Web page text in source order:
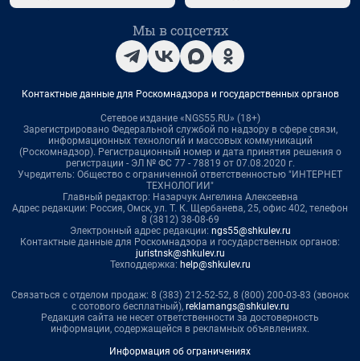
Мы в соцсетях
Контактные данные для Роскомнадзора и государственных органов
Сетевое издание «NGS55.RU» (18+)
Зарегистрировано Федеральной службой по надзору в сфере связи,
информационных технологий и массовых коммуникаций
(Роскомнадзор). Регистрационный номер и дата принятия решения о
регистрации - ЭЛ № ФС 77 - 78819 от 07.08.2020 г.
Учредитель: Общество с ограниченной ответственностью "ИНТЕРНЕТ
ТЕХНОЛОГИИ"
Главный редактор: Назарчук Ангелина Алексеевна
Адрес редакции: Россия, Омск, ул. Т. К. Щербанева, 25, офис 402, телефон
8 (3812) 38-08-69
Электронный адрес редакции: ngs55@shkulev.ru
Контактные данные для Роскомнадзора и государственных органов:
juristnsk@shkulev.ru
Техподдержка: help@shkulev.ru
Связаться с отделом продаж: 8 (383) 212-52-52, 8 (800) 200-03-83 (звонок
с сотового бесплатный), reklamangs@shkulev.ru
Редакция сайта не несет ответственности за достоверность
информации, содержащейся в рекламных объявлениях.
Информация об ограничениях